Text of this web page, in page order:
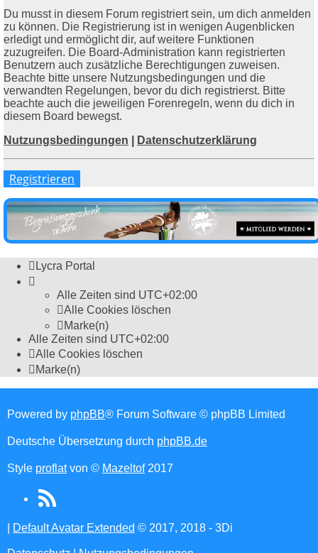
Du musst in diesem Forum registriert sein, um dich anmelden
zu können. Die Registrierung ist in wenigen Augenblicken
erledigt und ermöglicht dir, auf weitere Funktionen
zuzugreifen. Die Board-Administration kann registrierten
Benutzern auch zusätzliche Berechtigungen zuweisen.
Beachte bitte unsere Nutzungsbedingungen und die
verwandten Regelungen, bevor du dich registrierst. Bitte
beachte auch die jeweiligen Forenregeln, wenn du dich in
diesem Board bewegst.
Nutzungsbedingungen
Datenschutzerklärung
Registrieren
Lycra Portal
Alle Zeiten sind UTC+02:00
Alle Cookies löschen
Marke(n)
Alle Zeiten sind UTC+02:00
Alle Cookies löschen
Marke(n)
Powered by phpBB® Forum Software © phpBB Limited
Deutsche Übersetzung durch phpBB.de
Style proflatvon © Mazeltof2017
RSS
(Opens
Default Avatar Extended © 2017, 2018 - 3Di